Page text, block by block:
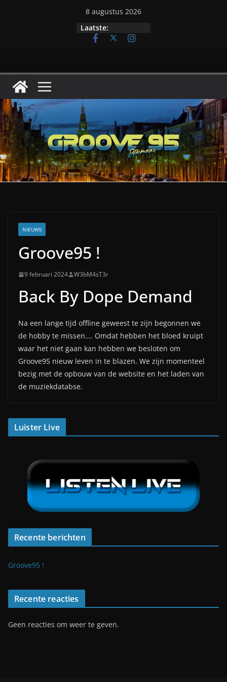
8 augustus 2026
Laatste:
NIEUWS
Groove95 !
9 februari 2024 W3bM4sT3r
Back By Dope Demand
Na een lange tijd offline geweest te zijn begonnen we
de hobby te missen…. Omdat hebben het bloed kruipt
waar het niet gaan kan hebben we besloten om
Groove95 nieuw leven in te blazen. We zijn momenteel
bezig met de opbouw van de website en het laden van
de muziekdatabse.
Luister Live
Recente berichten
Groove95 !
Recente reacties
Geen reacties om weer te geven.